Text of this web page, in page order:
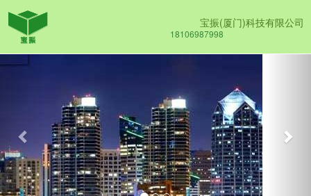
宝振(厦门)科技有限公司
18106987998
Previous